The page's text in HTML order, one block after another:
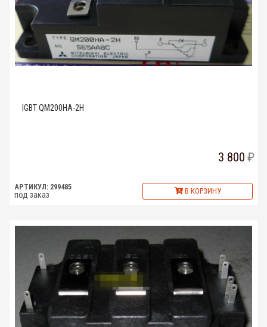
IGBT QM200HA-2H
3 800
АРТИКУЛ: 299485
под заказ В КОРЗИНУ